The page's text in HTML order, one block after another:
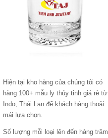
Hiện tại kho hàng của chúng tôi có
hàng 100+ mẫu ly thủy tinh giá rẻ từ
Indo, Thái Lan để khách hàng thoải
mái lựa chọn.
Số lượng mỗi loại lên đến hàng trăm